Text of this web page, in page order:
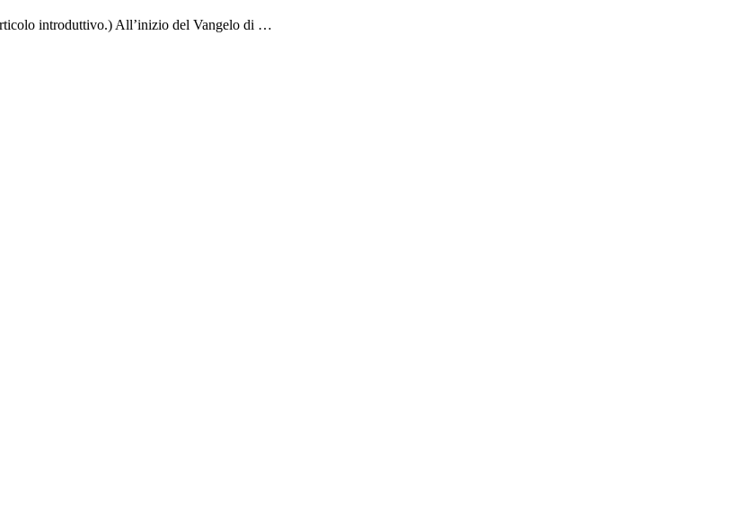
introduttivo.) All’inizio del Vangelo di …